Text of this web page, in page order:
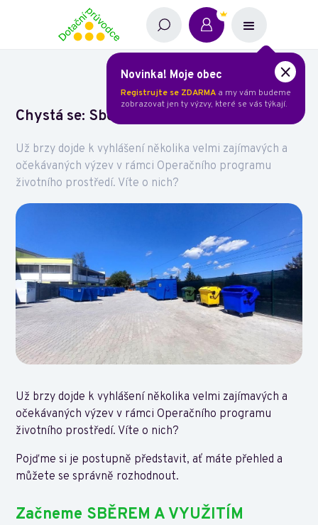
Novinka! Moje obec
Registrujte se ZDARMA a my vám budeme
zobrazovat jen ty výzvy, které se vás týkají.
Chystá se: Sběr a svoz odpadů (OPŽP)
Už brzy dojde k vyhlášení několika velmi zajímavých a
očekávaných výzev v rámci Operačního programu
životního prostředí. Víte o nich?
Už brzy dojde k vyhlášení několika velmi zajímavých a
očekávaných výzev v rámci Operačního programu
životního prostředí. Víte o nich?
Pojďme si je postupně představit, ať máte přehled a
můžete se správně rozhodnout.
Začneme SBĚREM A VYUŽITÍM